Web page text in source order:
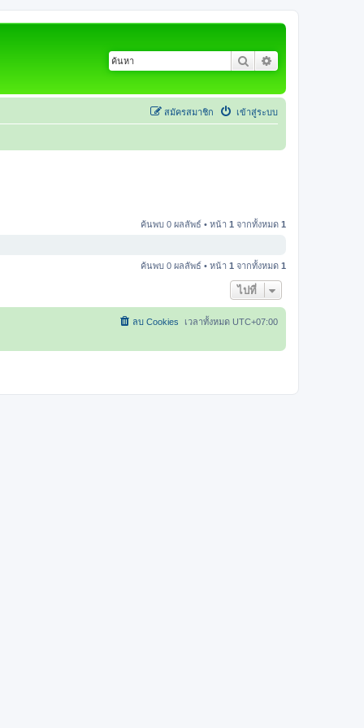
ค้นหา
เข้าสู่ระบบ
สมัครสมาชิก
ค้นพบ 0 ผลลัพธ์ • หน้า 1 จากทั้งหมด 1
ค้นพบ 0 ผลลัพธ์ • หน้า 1 จากทั้งหมด 1
ไปที่
เวลาทั้งหมด UTC+07:00
ลบ Cookies